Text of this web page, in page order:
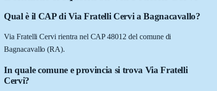
Qual è il CAP di Via Fratelli Cervi a Bagnacavallo?
Via Fratelli Cervi rientra nel CAP 48012 del comune di
Bagnacavallo (RA).
In quale comune e provincia si trova Via Fratelli
Cervi?